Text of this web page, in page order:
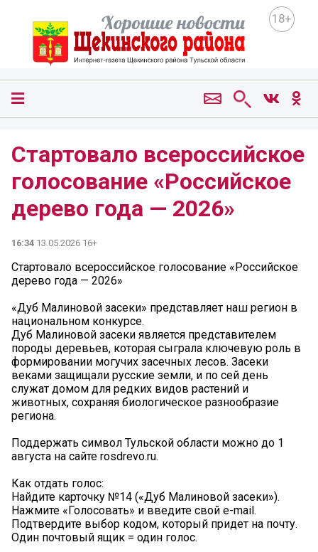
18+
Стартовало всероссийское
голосование «Российское
дерево года — 2026»
16:34 13.05.2026 16+
Стартовало всероссийское голосование «Российское
дерево года — 2026»
«Дуб Малиновой засеки» представляет наш регион в
национальном конкурсе.
Дуб Малиновой засеки является представителем
породы деревьев, которая сыграла ключевую роль в
формировании могучих засечных лесов. Засеки
веками защищали русские земли, и по сей день
служат домом для редких видов растений и
животных, сохраняя биологическое разнообразие
региона.
Поддержать символ Тульской области можно до 1
августа на сайте rosdrevo.ru.
Как отдать голос:
Найдите карточку №14 («Дуб Малиновой засеки»).
Нажмите «Голосовать» и введите свой e-mail.
Подтвердите выбор кодом, который придет на почту.
Один почтовый ящик = один голос.